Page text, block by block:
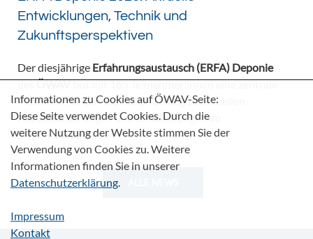
Entwicklungen, Technik und
Zukunftsperspektiven
Der diesjährige Erfahrungsaustausch (ERFA) Deponie
desÖWAVbot mit 165 Teilnehmer:innen eine zentrale
Plattform für den fachlichen Dialog zu aktuellen
Herausforderungen und Entwicklungen im
Deponiebereich.
Informationen zu Cookies auf ÖWAV-Seite:
Diese Seite verwendet Cookies. Durch die
weitere Nutzung der Website stimmen Sie der
Verwendung von Cookies zu. Weitere
Informationen finden Sie in unserer
Datenschutzerklärung.
Impressum
Kontakt